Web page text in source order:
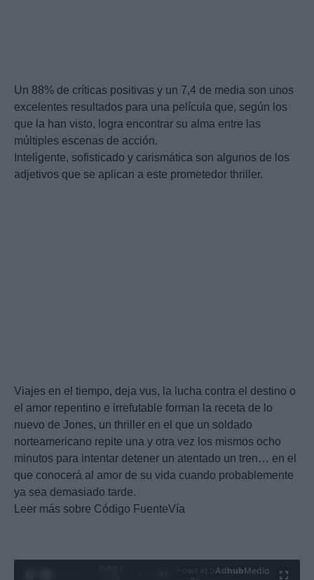
Un 88% de críticas positivas y un 7,4 de media son unos
excelentes resultados para una película que, según los
que la han visto, logra encontrar su alma entre las
múltiples escenas de acción.
Inteligente, sofisticado y carismática son algunos de los
adjetivos que se aplican a este prometedor thriller.
Viajes en el tiempo, deja vus, la lucha contra el destino o
el amor repentino e irrefutable forman la receta de lo
nuevo de Jones, un thriller en el que un soldado
norteamericano repite una y otra vez los mismos ocho
minutos para intentar detener un atentado un tren… en el
que conocerá al amor de su vida cuando probablemente
ya sea demasiado tarde.
Leer más sobre Código FuenteVía
Ad hubMedia